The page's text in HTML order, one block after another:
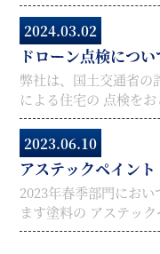
2台が最近とても活躍しており
は国土交通省nの許可
しており、飛行免許も取得し
検のメリットとしては
心 して点検が可能と
た、とても解像度の高
も可能です。 ドローン点検後、2日～3日以内ぐらいに
【現地調査報告書】
ットにしてご提案をさ
た、お客様のライフプ
して、２～３パターン
おります。 ネット反響からのお客様は、相見積をされ
ます。 昨今の強盗関連の影響で、新規で警備会社を検
討している方が大変多いとの事
で工事をしていただい
様でもSECOMをご検討 いただきご成約をいただ
おります。 弊社担当者にご相談いただければ、弊社担
当者とSECOMの専属担当
契約内容をご提案が可能です！ 御見積
案のみだけでも、無料
ければ幸いです。 弊社も通常業務をおこなっている
だけで、弊社営業スタ
報 や職務質問により、大幅な時間を取られて、業務へ
の影響は愚か、お約束をして
2024.03.02
ドローン点検につい
弊社は、国土交通省の
による住宅の 点検をおこなっております。 屋根に登
らせてしまい、屋根を
おりますので ドローン点検なら、リアルタイムで屋根
の状態をお客様と一緒に確認
にて2年程前に屋根葺
した 青葉区のK様邸の定期点検をドローンにて実施さ
せていただきました。 お客様より、知らない業者に
屋根が外れていると言
2023.06.10
アステックペイン
2023年春季部門にお
ます塗料の アステックペイント様より、表彰していた
だきました！ シリコンREVOと言う、外壁塗装専用